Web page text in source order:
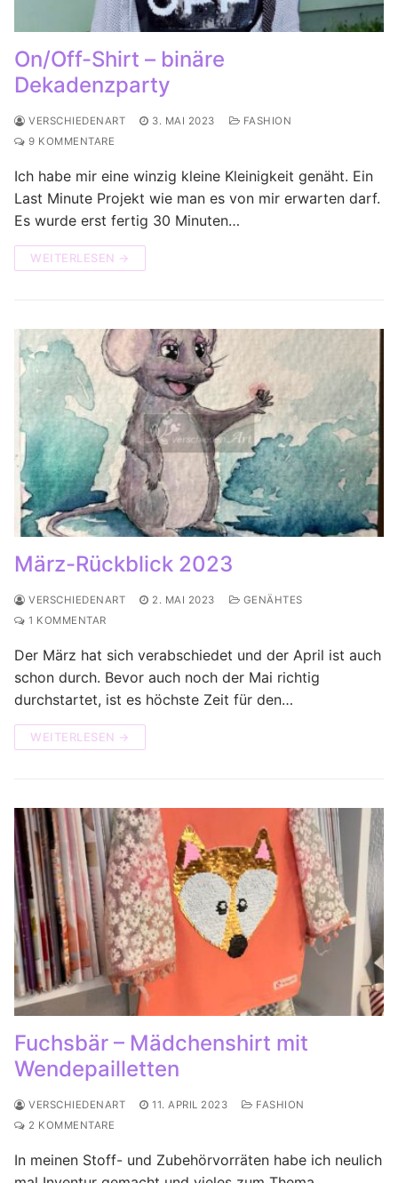
On/Off-Shirt – binäre
Dekadenzparty
VERSCHIEDENART 3. MAI 2023
FASHION
9 KOMMENTARE
Ich habe mir eine winzig kleine Kleinigkeit genäht. Ein
Last Minute Projekt wie man es von mir erwarten darf.
Es wurde erst fertig 30 Minuten…
WEITERLESEN →
März-Rückblick 2023
VERSCHIEDENART 2. MAI 2023
GENÄHTES
1 KOMMENTAR
Der März hat sich verabschiedet und der April ist auch
schon durch. Bevor auch noch der Mai richtig
durchstartet, ist es höchste Zeit für den…
WEITERLESEN →
Fuchsbär – Mädchenshirt mit
Wendepailletten
VERSCHIEDENART 11. APRIL 2023
FASHION
2 KOMMENTARE
In meinen Stoff- und Zubehörvorräten habe ich neulich